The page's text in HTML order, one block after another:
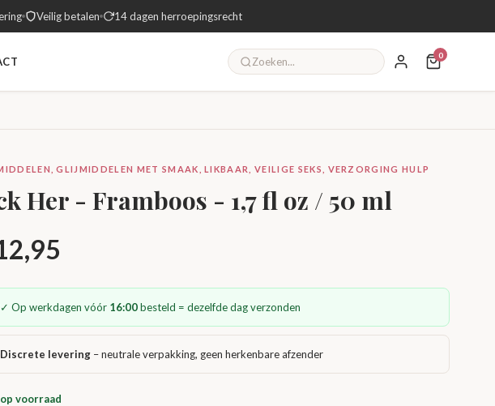
Veilig betalen 14 dagen herroepingsrecht
0
GLIJMIDDELEN MET SMAAK, LIKBAAR, VEILIGE SEKS, VERZORGING HULP
Her - Framboos - 1,7 fl oz / 50 ml
✓ Op werkdagen vóór 16:00besteld = dezelfde dag verzonden
Discrete levering – neutrale verpakking, geen herkenbare afzender
voorraad